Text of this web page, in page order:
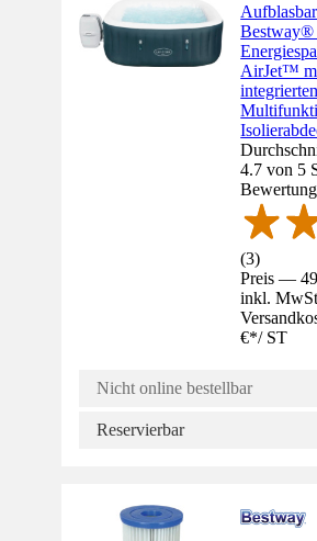
AirJet™
4.7 von 5
(3)
Preis —
inkl.
€*/ ST
Nicht online bestellbar
Reservierbar